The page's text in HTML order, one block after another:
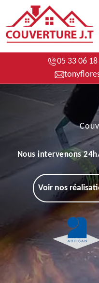
05 33 06
Nous intervenons
Voir nos